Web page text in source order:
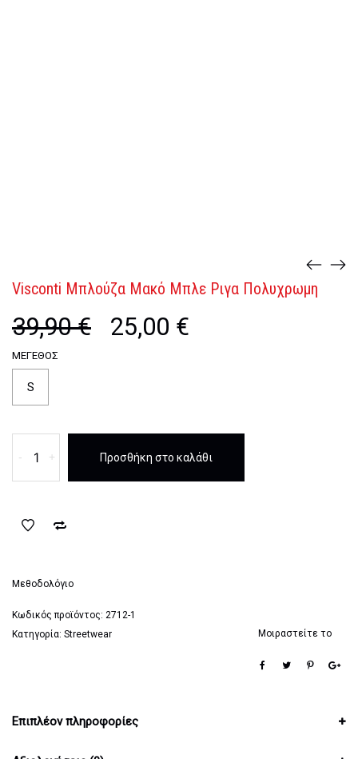
Visconti Μπλούζα Μακό Μπλε Ριγα Πολυχρωμη
39,90€
Original
price
25,00 €
ΜΈΓΕΘΟΣ
S
-
Μπλούζα
Μακό
Ριγα
+ Προσθήκη στο καλάθι
Μεθοδολόγιο
Κωδικός προϊόντος: 2712-1
Κατηγορία: Streetwear Μοιραστείτε το
Επιπλέον πληροφορίες